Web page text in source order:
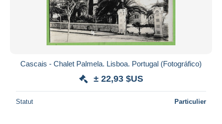
Cascais - Chalet Palmela. Lisboa. Portugal (Fotográfico)
± 22,93 $US
Statut Particulier